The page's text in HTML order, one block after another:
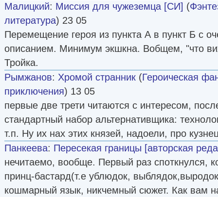
Малицкий: Миссия для чужеземца [СИ] (
литература) 23 05
Перемещение героя из пункта А в пункт Б с
описанием. Минимум экшкна. Вобщем, "что
Тройка.
Рымжанов: Хромой странник (Героическая
приключения) 13 05
первые две трети читаются с интересом,
стандартный набор альтернативщика:
т.п. Ну их нах этих князей, надоели, про
Панкеева: Пересекая границы [авторская
нечитаемо, вообще. Первый раз споткнулся,
принц-бастард(т.е ублюдок,
кошмарный язык, никчемный сюжет. Как вам